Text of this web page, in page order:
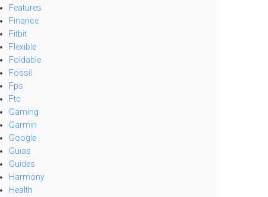
Features
Finance
Fitbit
Flexible
Foldable
Fossil
Fps
Ftc
Gaming
Garmin
Google
Guias
Guides
Harmony
Health